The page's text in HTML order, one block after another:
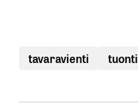
tavaravienti tuonti